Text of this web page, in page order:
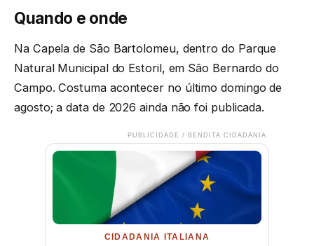
Quando e onde
Na Capela de São Bartolomeu, dentro do Parque
Natural Municipal do Estoril, em São Bernardo do
Campo. Costuma acontecer no último domingo de
agosto; a data de 2026 ainda não foi publicada.
PUBLICIDADE / BENDITA CIDADANIA
CIDADANIA ITALIANA